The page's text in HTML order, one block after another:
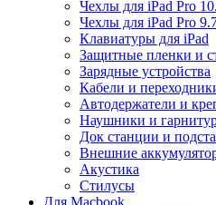
Чехлы для iPad Pro
Чехлы для iPad Pro
Клавиатуры для iPad
Защитные пленки и
Зарядные устройства
Кабели и
Автодержатели и
Наушники и
Док станции и
Внешние
Акустика
Стилусы
Для Macbook